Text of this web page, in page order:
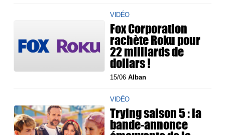
VIDÉO
Fox Corporation
rachète Roku pour
22 milliards de
dollars !
15/06Alban
VIDÉO
Trying saison 5 : la
bande-annonce